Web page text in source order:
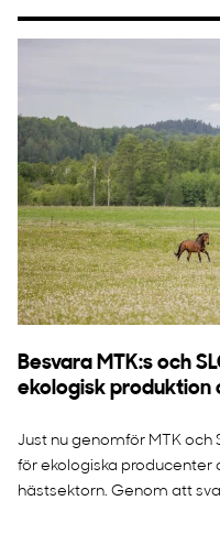
Besvara MTK:s och
ekologisk produktion
Just nu genomför MTK
för ekologiska producenter
hästsektorn. Genom att